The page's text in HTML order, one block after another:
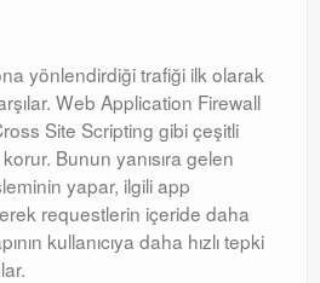
yönlendirdiği trafiği ilk olarak
Web Application Firewall
Site Scripting gibi çeşitli
Bunun yanısıra gelen
yapar, ilgili app
requestlerin içeride daha
kullanıcıya daha hızlı tepki